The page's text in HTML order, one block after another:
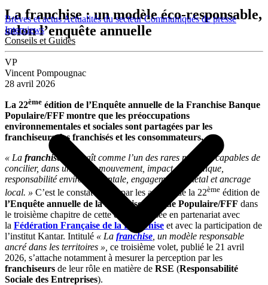
Brèves et actusActualités du secteurCommuniqués de presse
Interviews
Conseils et Guides
La franchise : un modèle éco-responsable,
selon l’enquête annuelle
VP
Vincent Pompougnac
28 avril 2026
La 22ème édition de l’Enquête annuelle de la Franchise Banque
Populaire/FFF montre que les préoccupations
environnementales et sociales sont partagées par les
franchiseurs, les franchisés et les consommateurs.
« La franchise
apparaît comme l’un des rares modèles capables de
concilier, dans un même mouvement, impact économique,
responsabilité environnementale, engagement sociétal et ancrage
local. » C’est le constat dressé par les auteurs de la 22ème édition de
l’Enquête annuelle de la franchise Banque Populaire/FFF dans
le troisième chapitre de cette étude, réalisée en partenariat avec
la Fédération Française de la Franchise et avec la participation de
l’institut Kantar. Intitulé « La franchise , un modèle responsable
ancré dans les territoires », ce troisième volet, publié le 21 avril
2026, s’attache notamment à mesurer la perception par les
franchiseurs de leur rôle en matière de RSE (Responsabilité
Sociale des Entreprises).